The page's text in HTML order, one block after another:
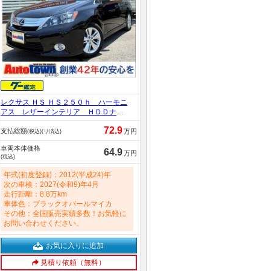
レクサス ＨＳ ＨＳ２５０ｈ ハーモニ
アス レザーインテリア ＨＤＤナビ
ＴＶ／バックモニター／ＥＴＣ／禁煙
／コーナーセンサー／パワーシート／
Ｂｌｕｅｔｏｏｔｈオーディオ／フル
セグＴＶ／スマートキー／シートヒー
ター／ＬＥＤヘッドライト／クルーズ
コントロール 2400cc
支払総額(税込)(リ済込) 72.9万円
車両本体価格
(税込) 64.9万円
年式(初度登録)：2012(平成24)年
次の車検：2027(令和9)年4月
走行距離：8.8万km
車体色：ブラックオパールマイカ
その他：全国販売実績多数！お気軽に
お問い合わせください。
お気に入りに追加
見積り依頼（無料）